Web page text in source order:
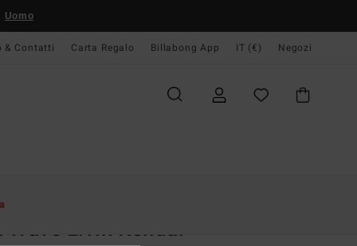
Uomo
& Contatti Carta Regalo Billabong App IT (€) Negozi
Wave Livin Kendal